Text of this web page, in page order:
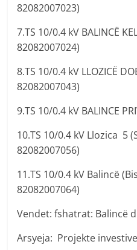
82082007023)
7.TS 10/0.4 kV BALINCË
82082007024)
8.TS 10/0.4 kV LLOZICË
82082007043)
9.TS 10/0.4 kV BALINCE
10.TS 10/0.4 kV Llozica 5
82082007056)
11.TS 10/0.4 kV Balincë
82082007064)
Vendet: fshatrat: Balincë
Arsyeja: Projekte